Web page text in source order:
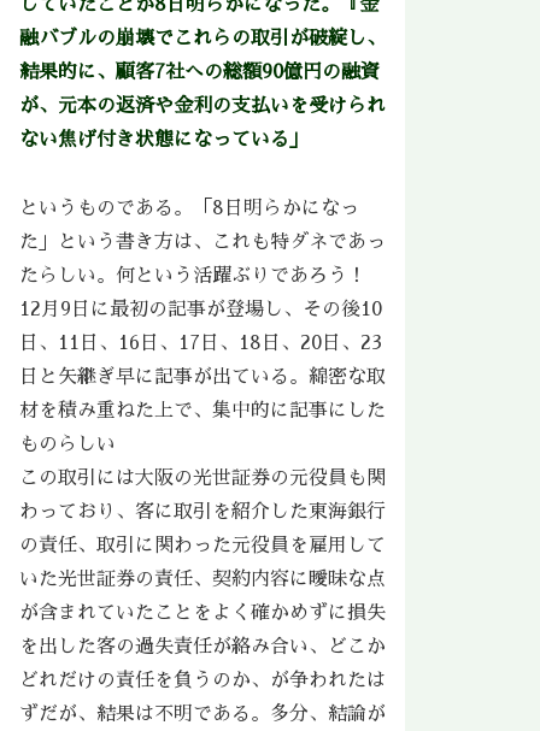
していたことが8日明らかになった。『金
融バブルの崩壊でこれらの取引が破綻し、
結果的に、顧客7社への総額90億円の融資
が、元本の返済や金利の支払いを受けられ
ない焦げ付き状態になっている」
というものである。「8日明らかになっ
た」という書き方は、これも特ダネであっ
たらしい。何という活躍ぶりであろう！
12月9日に最初の記事が登場し、その後10
日、11日、16日、17日、18日、20日、23
日と矢継ぎ早に記事が出ている。綿密な取
材を積み重ねた上で、集中的に記事にした
ものらしい
この取引には大阪の光世証券の元役員も関
わっており、客に取引を紹介した東海銀行
の責任、取引に関わった元役員を雇用して
いた光世証券の責任、契約内容に曖昧な点
が含まれていたことをよく確かめずに損失
を出した客の過失責任が絡み合い、どこか
どれだけの責任を負うのか、が争われたは
ずだが、結果は不明である。多分、結論が